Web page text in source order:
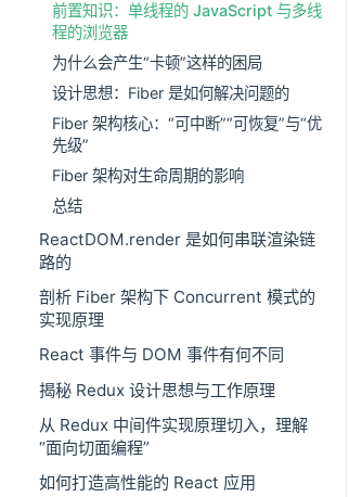
前置知识：单线程的 JavaScript 与多线
程的浏览器
为什么会产生“卡顿”这样的困局
设计思想：Fiber 是如何解决问题的
Fiber 架构核心：“可中断”“可恢复”与“优
先级”
Fiber 架构对生命周期的影响
总结
ReactDOM.render 是如何串联渲染链
路的
剖析 Fiber 架构下 Concurrent 模式的
实现原理
React 事件与 DOM 事件有何不同
揭秘 Redux 设计思想与工作原理
从 Redux 中间件实现原理切入，理解
“面向切面编程”
如何打造高性能的 React 应用